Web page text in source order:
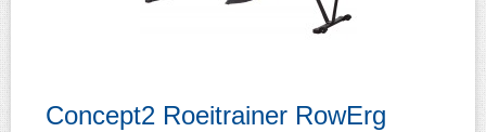
Concept2 Roeitrainer RowErg